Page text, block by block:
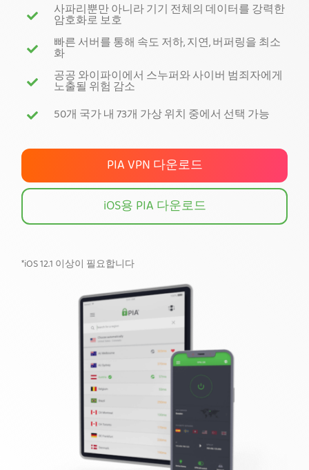
PIA VPN 받기
사파리뿐만 아니라 기기 전체의 데이터를 강력한
암호화로 보호
빠른 서버를 통해 속도 저하, 지연, 버퍼링을 최소
화
공공 와이파이에서 스누퍼와 사이버 범죄자에게
노출될 위험 감소
50개 국가 내 73개 가상 위치 중에서 선택 가능
PIA VPN 다운로드
iOS용 PIA 다운로드
*iOS 12.1 이상이 필요합니다